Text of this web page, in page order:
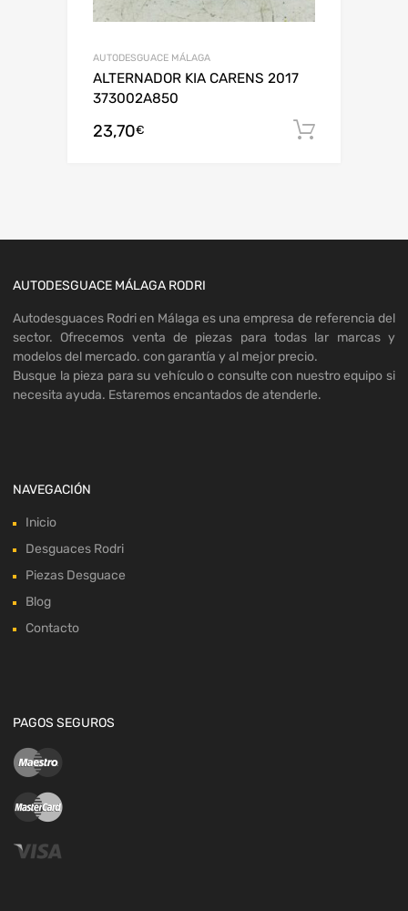
AUTODESGUACE MÁLAGA
ALTERNADOR KIA CARENS 2017
373002A850
23,70€
AUTODESGUACE MÁLAGA RODRI
Autodesguaces Rodri en Málaga es una empresa de referencia del
sector. Ofrecemos venta de piezas para todas lar marcas y
modelos del mercado. con garantía y al mejor precio.
Busque la pieza para su vehículo o consulte con nuestro equipo si
necesita ayuda. Estaremos encantados de atenderle.
NAVEGACIÓN
Inicio
Desguaces Rodri
Piezas Desguace
Blog
Contacto
PAGOS SEGUROS